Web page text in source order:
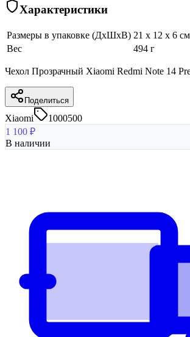
Характеристики
Размеры в упаковке (ДхШхВ) 21 x 12 x 6 см
Вес
494 г
Чехол Прозрачный Xiaomi Redmi Note 14
Поделиться
Xiaomi
1000500
1 100 ₽
В наличии